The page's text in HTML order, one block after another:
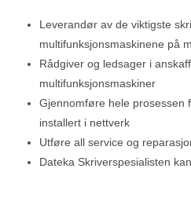
Leverandør av de viktigste
multifunksjonsmaskinene på
Rådgiver og ledsager i
multifunksjonsmaskiner
Gjennomføre hele prosessen
installert i nettverk
Utføre all service og
Dateka Skriverspesialisten